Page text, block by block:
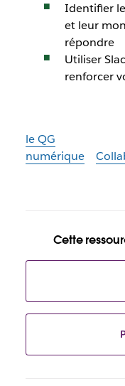
Identifier
et leur
répondre
Utiliser
renforcer
le QG
numérique
Cette